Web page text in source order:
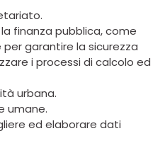
finanza pubblica, come
garantire la sicurezza
i processi di calcolo ed
urbana.
umane.
ed elaborare dati